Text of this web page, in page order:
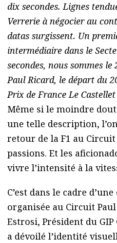
dix secondes. Lignes
Verrerie à négocier au
datas surgissent. Un
intermédiaire dans le
secondes, nous sommes
Paul Ricard, le départ du
Prix de France Le
Même si le moindre
une telle description,
retour de la F1 au
passions. Et les
vivre l’intensité à la
C’est dans le cadre
organisée au Circuit
Estrosi, Président du
a dévoilé l’identité